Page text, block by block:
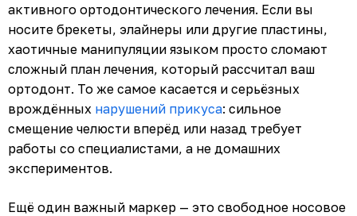
активного ортодонтического лечения. Если вы
носите брекеты, элайнеры или другие пластины,
хаотичные манипуляции языком просто сломают
сложный план лечения, который рассчитал ваш
ортодонт. То же самое касается и серьёзных
врождённых нарушений прикуса: сильное
смещение челюсти вперёд или назад требует
работы со специалистами, а не домашних
экспериментов.
Ещё один важный маркер — это свободное носовое